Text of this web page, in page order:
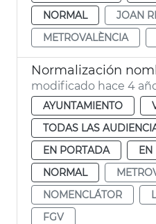
NORMAL
JOAN
METROVALÈNCIA
modificado hace 4
AYUNTAMIENTO
TODAS LAS
EN PORTADA
EN
NORMAL
NOMENCLÁTOR
FGV